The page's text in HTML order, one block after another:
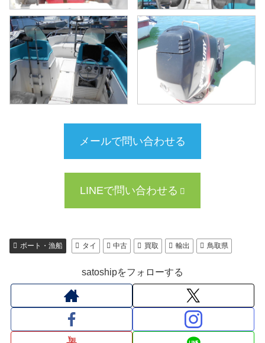
メールで問い合わせる
LINEで問い合わせる
ボート・漁船 タイ 中古 買取 輸出 鳥取県
satoshipをフォローする